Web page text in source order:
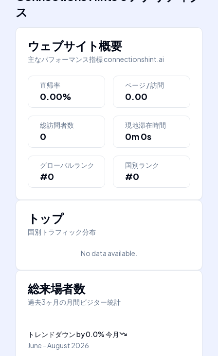
ス
ウェブサイト概要
主なパフォーマンス指標connectionshint.ai
直帰率
0.00%
ページ / 訪問
0.00
総訪問者数
0
現地滞在時間
0m 0s
グローバルランク
#0
国別ランク
#0
トップ
国別トラフィック分布
No data available.
総来場者数
過去3ヶ月の月間ビジター統計
トレンドダウンby0.0%今月
June - August 2026